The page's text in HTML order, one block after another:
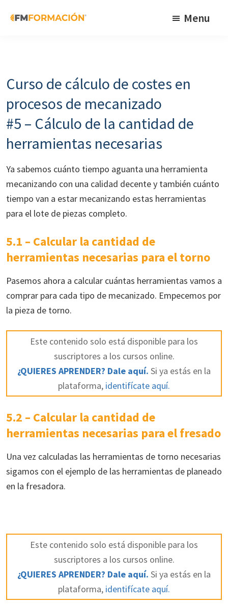
mecánica
Menu
Curso de cálculo de costes en
procesos de mecanizado
#5 – Cálculo de la cantidad de
herramientas necesarias
Ya sabemos cuánto tiempo aguanta una herramienta
mecanizando con una calidad decente y también cuánto
tiempo van a estar mecanizando estas herramientas
para el lote de piezas completo.
5.1 – Calcular la cantidad de
herramientas necesarias para el torno
Pasemos ahora a calcular cuántas herramientas vamos a
comprar para cada tipo de mecanizado. Empecemos por
la pieza de torno.
Este contenido solo está disponible para los
suscriptores a los cursos online.
¿QUIERES APRENDER? Dale aquí. Si ya estás en la
plataforma, identifícate aquí.
5.2 – Calcular la cantidad de
herramientas necesarias para el fresado
Una vez calculadas las herramientas de torno necesarias
sigamos con el ejemplo de las herramientas de planeado
en la fresadora.
Este contenido solo está disponible para los
suscriptores a los cursos online.
¿QUIERES APRENDER? Dale aquí. Si ya estás en la
plataforma, identifícate aquí.